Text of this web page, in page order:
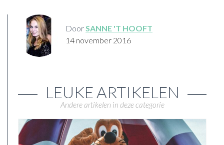
DoorSANNE 'T HOOFT
14 november 2016
LEUKE ARTIKELEN
Andere artikelen in deze categorie